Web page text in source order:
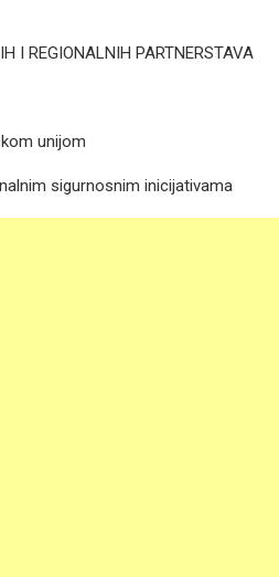
I REGIONALNIH PARTNERSTAVA
unijom
sigurnosnim inicijativama